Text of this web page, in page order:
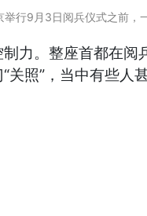
举行9月3日阅兵仪式之前，
力。整座首都在
照”，当中有些人